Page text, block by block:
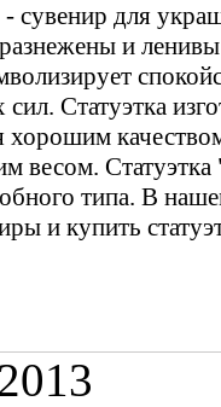
сувенир для
и
Статуэтка
хорошим
весом. Статуэтка
типа. В
и купить